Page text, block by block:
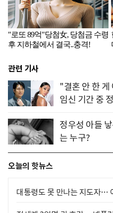
관련 기사
"결혼 안 한
임신 기간 중
정우성 아들
는 누구?
오늘의 핫뉴스
대통령도 못 만나는 지도자…